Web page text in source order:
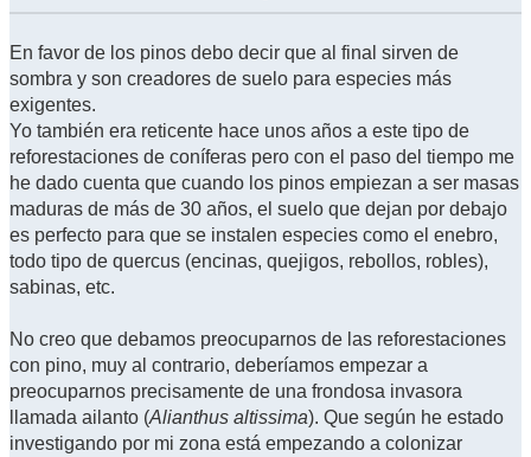
En favor de los pinos debo decir que al final sirven de
sombra y son creadores de suelo para especies más
exigentes.
Yo también era reticente hace unos años a este tipo de
reforestaciones de coníferas pero con el paso del tiempo me
he dado cuenta que cuando los pinos empiezan a ser masas
maduras de más de 30 años, el suelo que dejan por debajo
es perfecto para que se instalen especies como el enebro,
todo tipo de quercus (encinas, quejigos, rebollos, robles),
sabinas, etc.
No creo que debamos preocuparnos de las reforestaciones
con pino, muy al contrario, deberíamos empezar a
preocuparnos precisamente de una frondosa invasora
llamada ailanto (Alianthus altissima). Que según he estado
investigando por mi zona está empezando a colonizar